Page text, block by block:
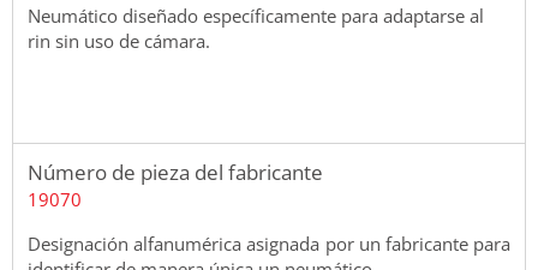
Neumático diseñado específicamente para adaptarse al
rin sin uso de cámara.
Número de pieza del fabricante
19070
Designación alfanumérica asignada por un fabricante para